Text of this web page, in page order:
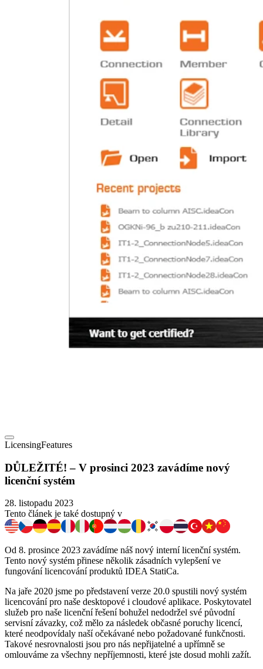
LicensingFeatures
DŮLEŽITÉ! – V prosinci 2023 zavádíme nový
licenční systém
28. listopadu 2023
Tento článek je také dostupný v
Od 8. prosince 2023 zavádíme náš nový interní licenční systém.
Tento nový systém přinese několik zásadních vylepšení ve
fungování licencování produktů IDEA StatiCa.
Na jaře 2020 jsme po představení verze 20.0 spustili nový systém
licencování pro naše desktopové i cloudové aplikace. Poskytovatel
služeb pro naše licenční řešení bohužel nedodržel své původní
servisní závazky, což mělo za následek občasné poruchy licencí,
které neodpovídaly naší očekávané nebo požadované funkčnosti.
Takové nesrovnalosti jsou pro nás nepřijatelné a upřímně se
omlouváme za všechny nepříjemnosti, které jste dosud mohli zažít.